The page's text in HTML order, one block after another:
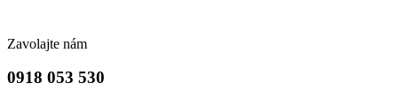
Zavolajte nám
0918 053 530